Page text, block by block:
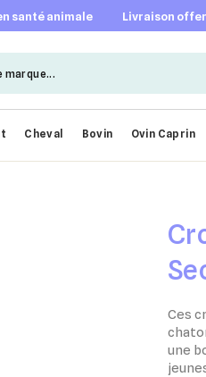
santé animale livraison
Cheval Bovin Ovin Caprin
Ces
une